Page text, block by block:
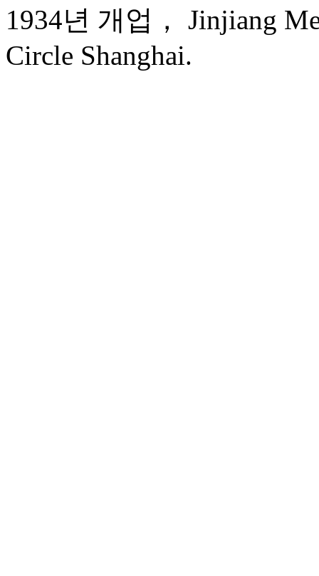
1934년 개업， Jinjiang
Circle Shanghai.